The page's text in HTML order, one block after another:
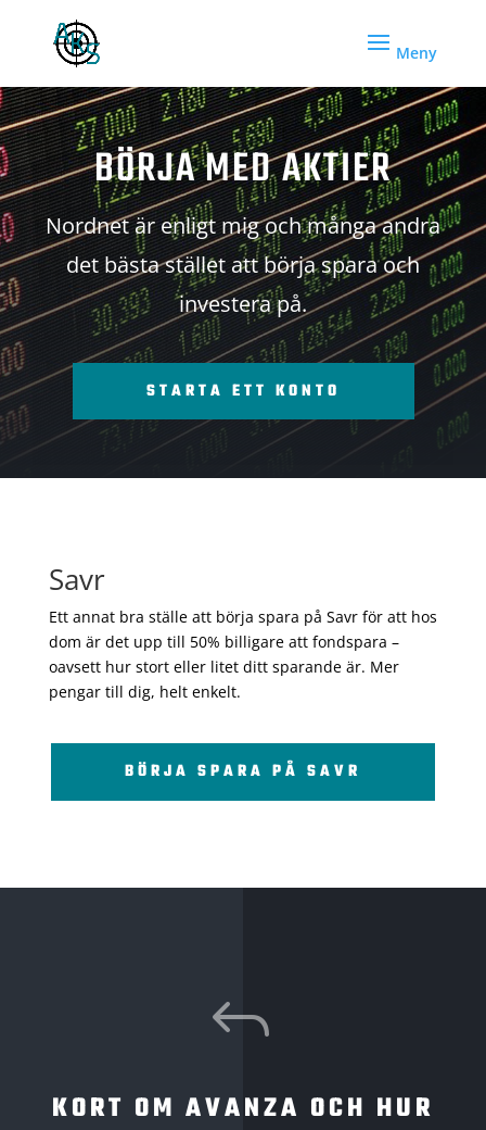
BÖRJA MED AKTIER
Nordnet är enligt mig och många andra
det bästa stället att börja spara och
investera på.
STARTA ETT KONTO
Savr
Ett annat bra ställe att börja spara på Savr för att hos
dom är det upp till 50% billigare att fondspara –
oavsett hur stort eller litet ditt sparande är. Mer
pengar till dig, helt enkelt.
BÖRJA SPARA PÅ SAVR
J
KORT OM AVANZA OCH HUR